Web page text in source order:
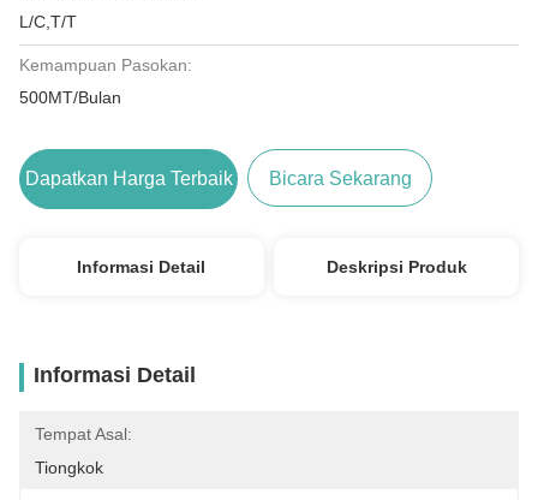
L/C,T/T
Kemampuan Pasokan:
500MT/Bulan
Dapatkan Harga Terbaik Bicara Sekarang
Informasi Detail Deskripsi Produk
Informasi Detail
Tempat Asal:
Tiongkok